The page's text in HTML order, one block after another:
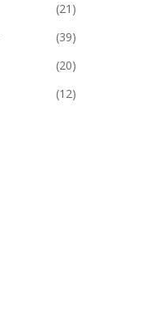
(21)
(39)
(20)
(12)